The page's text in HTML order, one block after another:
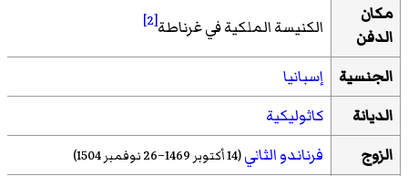
مكان
الدفن
الكنيسة الملكية في غرناطة[2]
الجنسية
إسبانيا
الديانة
كاثوليكية
الزوج
فرناندو الثاني(14 أكتوبر 1469–26 نوفمبر 1504)